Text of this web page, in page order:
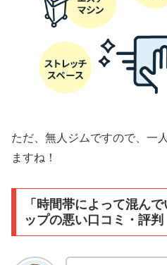
ただ、無人ジムですので、一
ますね！
「時間帯によって混ん
ップの悪い口コミ・評判